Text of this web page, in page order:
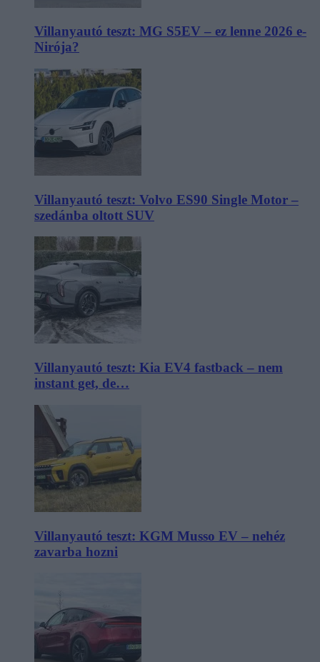
Villanyautó teszt: MG S5EV – ez lenne 2026 e-
Nirója?
Villanyautó teszt: Volvo ES90 Single Motor –
szedánba oltott SUV
Villanyautó teszt: Kia EV4 fastback – nem
instant get, de…
Villanyautó teszt: KGM Musso EV – nehéz
zavarba hozni